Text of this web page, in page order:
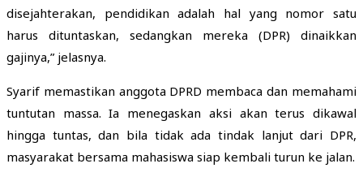
disejahterakan, pendidikan adalah hal yang nomor satu
harus dituntaskan, sedangkan mereka (DPR) dinaikkan
gajinya,” jelasnya.
Syarif memastikan anggota DPRD membaca dan memahami
tuntutan massa. Ia menegaskan aksi akan terus dikawal
hingga tuntas, dan bila tidak ada tindak lanjut dari DPR,
masyarakat bersama mahasiswa siap kembali turun ke jalan.